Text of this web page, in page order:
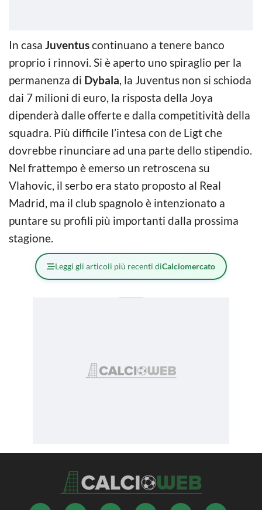
In casa Juventuscontinuano a tenere banco
proprio i rinnovi. Si è aperto uno spiraglio per la
permanenza di Dybala, la Juventus non si schioda
dai 7 milioni di euro, la risposta della Joya
dipenderà dalle offerte e dalla competitività della
squadra. Più difficile l’intesa con de Ligt che
dovrebbe rinunciare ad una parte dello stipendio.
Nel frattempo è emerso un retroscena su
Vlahovic, il serbo era stato proposto al Real
Madrid, ma il club spagnolo è intenzionato a
puntare su profili più importanti dalla prossima
stagione.
Leggi gli articoli più recenti diCalciomercato